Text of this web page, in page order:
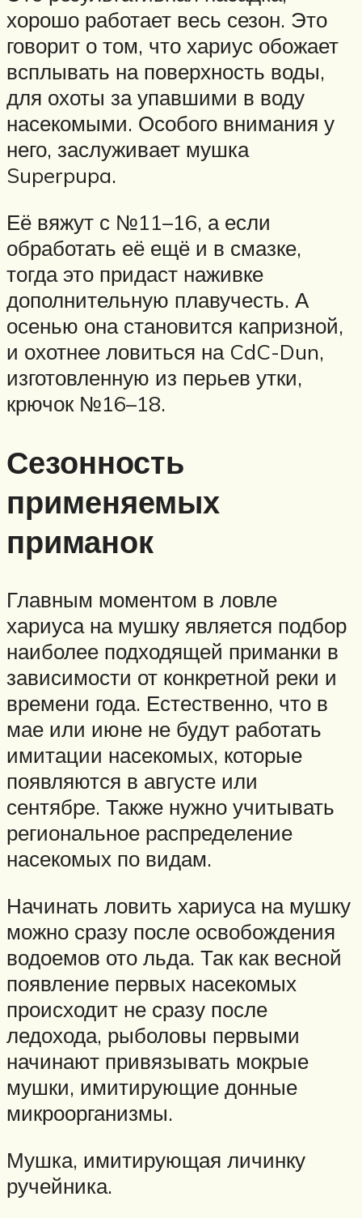
хорошо работает весь сезон. Это
говорит о том, что хариус обожает
всплывать на поверхность воды,
для охоты за упавшими в воду
насекомыми. Особого внимания у
него, заслуживает мушка
Superpupa.
Её вяжут с №11–16, а если
обработать её ещё и в смазке,
тогда это придаст наживке
дополнительную плавучесть. А
осенью она становится капризной,
и охотнее ловиться на CdC-Dun,
изготовленную из перьев утки,
крючок №16–18.
Сезонность
применяемых
приманок
Главным моментом в ловле
хариуса на мушку является подбор
наиболее подходящей приманки в
зависимости от конкретной реки и
времени года. Естественно, что в
мае или июне не будут работать
имитации насекомых, которые
появляются в августе или
сентябре. Также нужно учитывать
региональное распределение
насекомых по видам.
Начинать ловить хариуса на мушку
можно сразу после освобождения
водоемов ото льда. Так как весной
появление первых насекомых
происходит не сразу после
ледохода, рыболовы первыми
начинают привязывать мокрые
мушки, имитирующие донные
микроорганизмы.
Мушка, имитирующая личинку
ручейника.